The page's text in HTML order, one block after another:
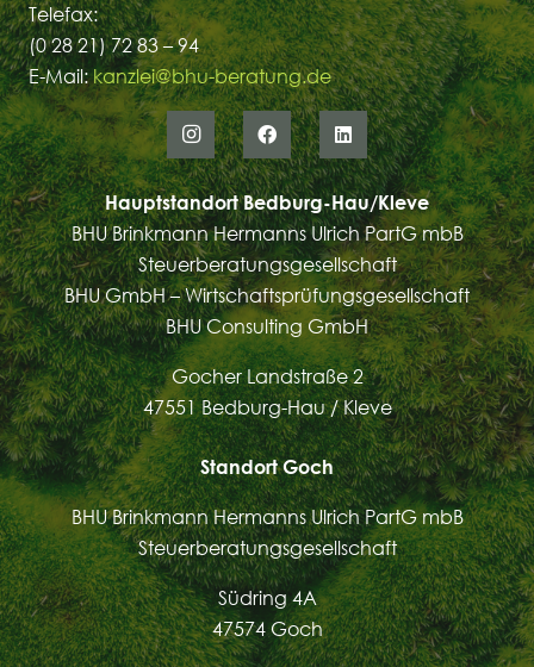
Telefax:
(0 28 21) 72 83 – 94
E-Mail:kanzlei@bhu-beratung.de
Hauptstandort Bedburg-Hau/Kleve
BHU Brinkmann Hermanns Ulrich PartG mbB
Steuerberatungsgesellschaft
BHU GmbH – Wirtschaftsprüfungsgesellschaft
BHU Consulting GmbH
Gocher Landstraße 2
47551 Bedburg-Hau / Kleve
Standort Goch
BHU Brinkmann Hermanns Ulrich PartG mbB
Steuerberatungsgesellschaft
Südring 4A
47574 Goch